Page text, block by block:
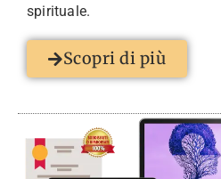
spirituale.
Scopri di più